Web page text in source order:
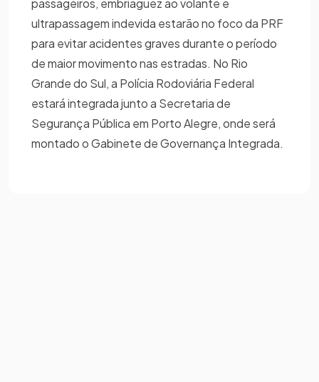
passageiros, embriaguez ao volante e
ultrapassagem indevida estarão no foco da PRF
para evitar acidentes graves durante o período
de maior movimento nas estradas. No Rio
Grande do Sul, a Polícia Rodoviária Federal
estará integrada junto a Secretaria de
Segurança Pública em Porto Alegre, onde será
montado o Gabinete de Governança Integrada.